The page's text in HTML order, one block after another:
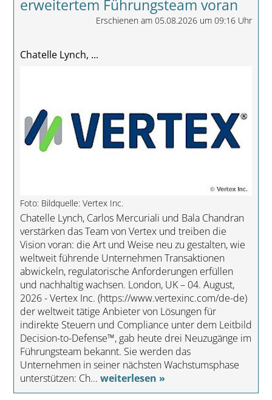
erweitertem Führungsteam voran
Erschienen am 05.08.2026 um 09:16 Uhr
Chatelle Lynch, ...
Foto: Bildquelle: Vertex Inc.
Chatelle Lynch, Carlos Mercuriali und Bala Chandran
verstärken das Team von Vertex und treiben die
Vision voran: die Art und Weise neu zu gestalten, wie
weltweit führende Unternehmen Transaktionen
abwickeln, regulatorische Anforderungen erfüllen
und nachhaltig wachsen. London, UK – 04. August,
2026 - Vertex Inc. (https://www.vertexinc.com/de-de)
der weltweit tätige Anbieter von Lösungen für
indirekte Steuern und Compliance unter dem Leitbild
Decision-to-Defense™, gab heute drei Neuzugänge im
Führungsteam bekannt. Sie werden das
Unternehmen in seiner nächsten Wachstumsphase
unterstützen: Ch... weiterlesen »